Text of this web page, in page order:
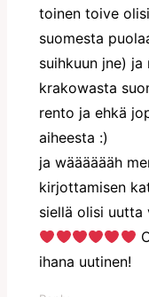
toinen toive
suomesta
suihkuun jne)
krakowasta
rento ja ehkä
aiheesta :)
ja wääääääh
kirjottamisen
siellä olisi uutta
ihana uutinen!